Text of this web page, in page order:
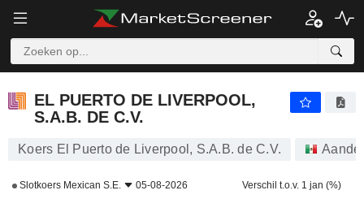
EL PUERTO DE LIVERPOOL,
S.A.B. DE C.V.
Koers El Puerto de Liverpool, S.A.B. de C.V.
Slotkoers Mexican S.E. 05-08-2026 Verschil t.o.v. 1 jan (%)